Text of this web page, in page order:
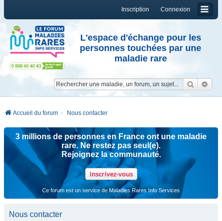
Connexion
Inscription
L'espace d'échange pour les
personnes touchées par une
maladie rare
Accueil du forum Nous contacter
3 millions de personnes en France ont une maladie
rare. Ne restez pas seul(e).
Rejoignez la communauté.
Inscrivez-vous
Ce forum est un service de Maladies Rares Info Services
Nous contacter